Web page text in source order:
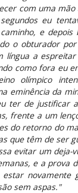
com uma
eu
e depois
o obturador
língua a
como fora eu
olímpico
eminência da
ter de justificar
frente a um
do retorno do
que têm de ser
evitar um deja-
e a prova
novamente
sem aspas."